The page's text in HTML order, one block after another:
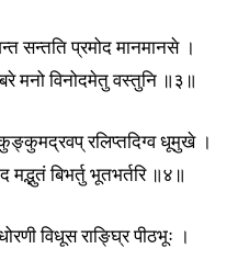
सन्तति प्रमोद मानमानसे ।
मनो विनोदमेतु वस्तुनि ॥३॥
रलिप्तदिग्व धूमुखे ।
मद्भुतं बिभर्तु भूतभर्तरि ॥४॥
विधूस राङ्घ्रि पीठभूः ।